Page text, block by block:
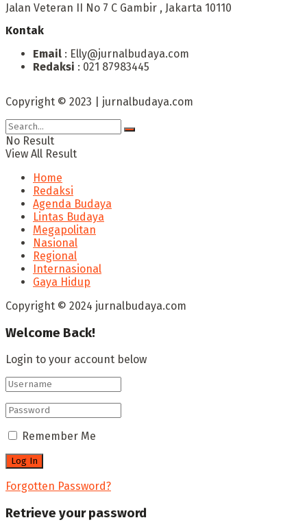
Jalan Veteran II No 7 C Gambir , Jakarta 10110
Kontak
Email : Elly@jurnalbudaya.com
Redaksi : 021 87983445
Copyright © 2023 | jurnalbudaya.com
No Result
View All Result
Home
Redaksi
Agenda Budaya
Lintas Budaya
Megapolitan
Nasional
Regional
Internasional
Gaya Hidup
Copyright © 2024 jurnalbudaya.com
Welcome Back!
Login to your account below
Remember Me
Forgotten Password?
Retrieve your password